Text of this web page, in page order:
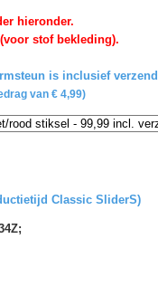
hieronder.
stof bekleding).
is inclusief
van € 4,99)
Classic SliderS)